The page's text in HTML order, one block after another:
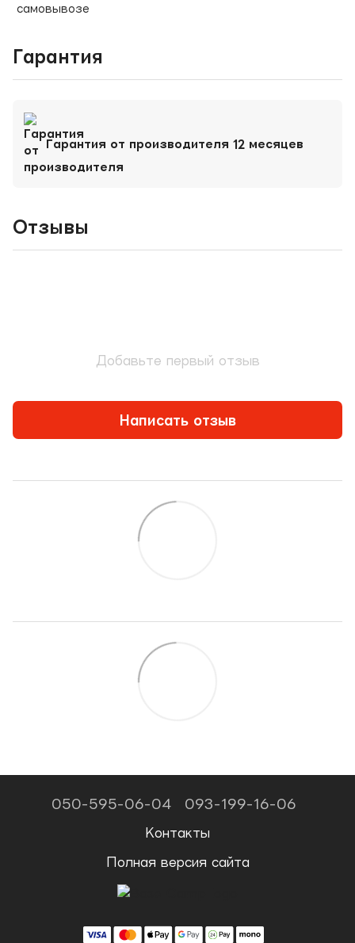
Гарантия
Гарантия от производителя 12 месяцев
Отзывы
Добавьте первый отзыв
Написать отзыв
050-595-06-04 093-199-16-06
Контакты
Полная версия сайта